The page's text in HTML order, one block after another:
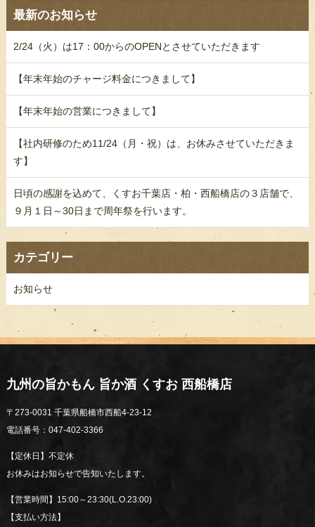
最新のお知らせ
2/24（火）は17：00からのOPENとさせていただきます
【年末年始のチャージ料金につきまして】
【年末年始の営業につきまして】
【社内研修のため11/24（月・祝）は、お休みさせていただきま
す】
日頃の感謝を込めて、くすお千葉店・柏・西船橋店の３店舗で、
９月１日～30日まで周年祭を行います。
カテゴリー
お知らせ
九州の旨かもん 旨か酒 くすお 西船橋店
〒273-0031 千葉県船橋市西船4-23-12
電話番号：047-402-3366
【定休日】不定休
お休みはお知らせで告知いたします。
【営業時間】15:00～23:30(L.O.23:00)
【支払い方法】